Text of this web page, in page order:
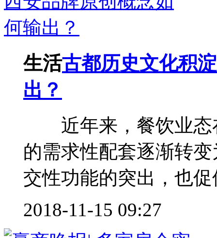
生活古都历史文化积
出？
近年来，餐饮业态
的需求性配套逐渐转
交性功能的突出，也
2018-11-15 09:27